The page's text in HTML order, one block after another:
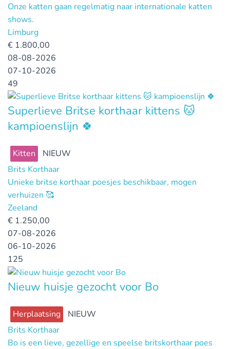
Onze katten gaan regelmatig naar internationale katten
shows.
Limburg
€ 1.800,00
08-08-2026
07-10-2026
49
Superlieve Britse korthaar kittens 🐱
kampioenslijn 🍀
Kitten
NIEUW
Brits Korthaar
Unieke britse korthaar poesjes beschikbaar, mogen
verhuizen 🥰
Zeeland
€ 1.250,00
07-08-2026
06-10-2026
125
Nieuw huisje gezocht voor Bo
Herplaatsing
NIEUW
Brits Korthaar
Bo is een lieve, gezellige en speelse britskorthaar poes